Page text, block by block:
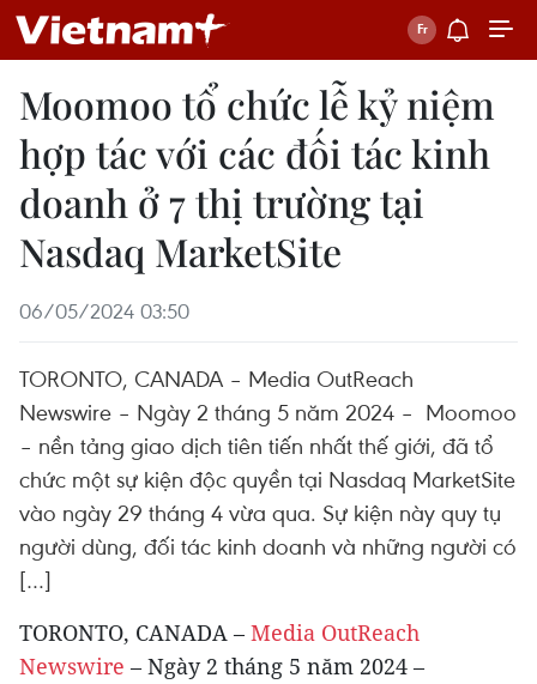
Moomoo tổ chức lễ kỷ niệm
hợp tác với các đối tác kinh
doanh ở 7 thị trường tại
Nasdaq MarketSite
06/05/2024 03:50
TORONTO, CANADA – Media OutReach
Newswire – Ngày 2 tháng 5 năm 2024 – Moomoo
– nền tảng giao dịch tiên tiến nhất thế giới, đã tổ
chức một sự kiện độc quyền tại Nasdaq MarketSite
vào ngày 29 tháng 4 vừa qua. Sự kiện này quy tụ
người dùng, đối tác kinh doanh và những người có
[…]
TORONTO, CANADA – Media OutReach
Newswire – Ngày 2 tháng 5 năm 2024 –